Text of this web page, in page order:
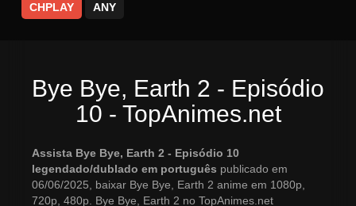
CHPLAY ANY
Bye Bye, Earth 2 - Episódio
10 - TopAnimes.net
Assista Bye Bye, Earth 2 - Episódio 10
legendado/dublado em português publicado em
06/06/2025, baixar Bye Bye, Earth 2 anime em 1080p,
720p, 480p. Bye Bye, Earth 2 no TopAnimes.net